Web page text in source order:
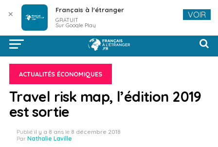
ACTUALITÉS ÉCONOMIQUES
Travel risk map, l’édition 2019
est sortie
Publié il y a 8 ans le 8 décembre 2018
Par Nathalie Laville
✕ Français à l'étranger
GRATUIT
Sur Google Play
VOIR